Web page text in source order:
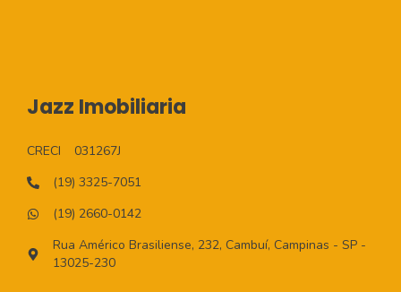
Jazz Imobiliaria
CRECI
031267J
(19) 3325-7051
(19) 2660-0142
Rua Américo Brasiliense, 232, Cambuí, Campinas - SP -
13025-230